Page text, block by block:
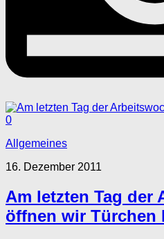
0
Allgemeines
16. Dezember 2011
Am letzten Tag der
öffnen wir Türchen